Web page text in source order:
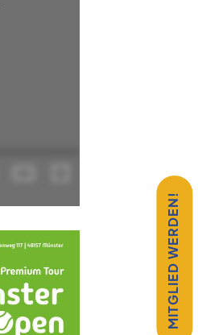
MITGLIED WERDEN!